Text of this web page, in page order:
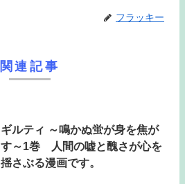
フラッキー
関連記事
ギルティ ～鳴かぬ蛍が身を焦が
す～1巻 人間の嘘と醜さが心を
揺さぶる漫画です。